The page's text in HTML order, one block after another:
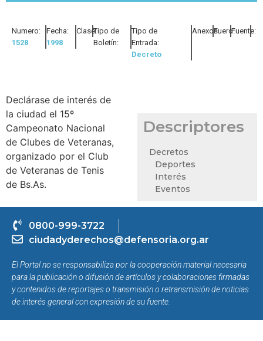
Numero:
1528
Fecha:
1998
Clase:Tipo de
Boletín:
Tipo de
Entrada:
Decreto
Anexos:Fuero:Fuente:
Declárase de interés de
la ciudad el 15º
Campeonato Nacional
de Clubes de Veteranas,
organizado por el Club
de Veteranas de Tenis
de Bs.As.
Descriptores
Decretos
Deportes
Interés
Eventos
0800-999-3722
ciudadyderechos@defensoria.org.ar
El Portal no se responsabiliza por la cooperación material necesaria
para la publicación o difusión de artículos y colaboraciones firmadas
y contenidos de reportajes o transmisión o retransmisión de noticias
de interés general con expresión de su fuente.